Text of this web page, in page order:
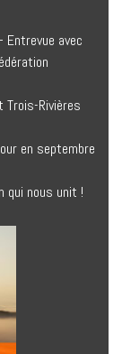
Entrevue avec
Trois-Rivières
en septembre
qui nous unit !